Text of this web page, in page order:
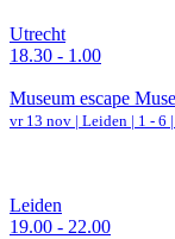
Utrecht
18.30 - 1.00
Museum escape
vr 13 nov | Leiden | 1 - 6
Leiden
19.00 - 22.00